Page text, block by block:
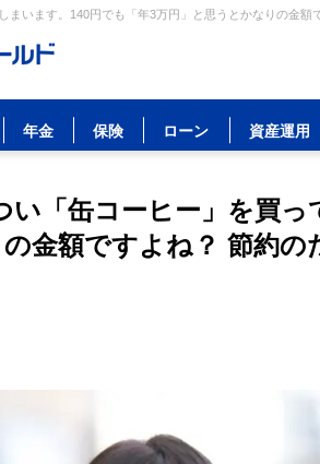
まいます。140円でも「年3万円」と思うとかなりの金
年金 保険 ローン 資産運用
い「缶コーヒー」を買
金額ですよね？ 節約の